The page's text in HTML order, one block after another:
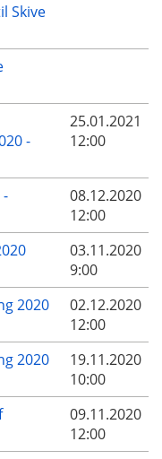
Skive
-
25.01.2021
12:00
08.12.2020
12:00
03.11.2020
9:00
2020
02.12.2020
12:00
2020
19.11.2020
10:00
09.11.2020
12:00